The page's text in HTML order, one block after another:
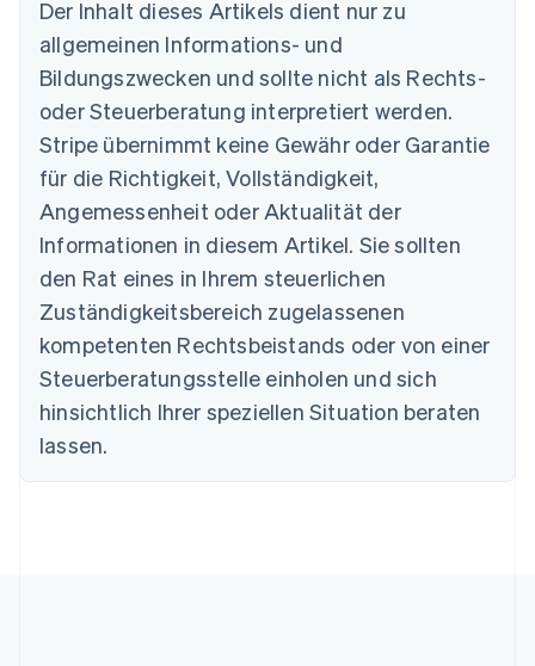
Der Inhalt dieses Artikels dient nur zu
allgemeinen Informations- und
Bildungszwecken und sollte nicht als Rechts-
oder Steuerberatung interpretiert werden.
Stripe übernimmt keine Gewähr oder Garantie
für die Richtigkeit, Vollständigkeit,
Angemessenheit oder Aktualität der
Informationen in diesem Artikel. Sie sollten
den Rat eines in Ihrem steuerlichen
Zuständigkeitsbereich zugelassenen
kompetenten Rechtsbeistands oder von einer
Steuerberatungsstelle einholen und sich
hinsichtlich Ihrer speziellen Situation beraten
lassen.
Australien
English
Nederlands FrançaisDeutschEnglish
Brasilien
English
Bulgarien
English
Dänemark
Deutschland
DeutschEnglish
Estland
English
Festlandchina
简体中文
EnglishSvenska